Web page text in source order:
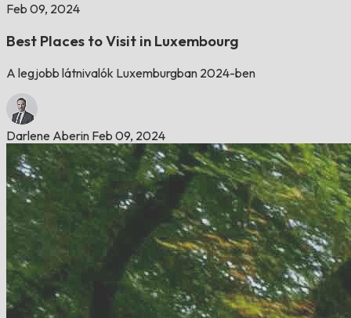
Feb 09, 2024
Best Places to Visit in Luxembourg
A legjobb látnivalók Luxemburgban 2024-ben
Darlene Aberin Feb 09, 2024